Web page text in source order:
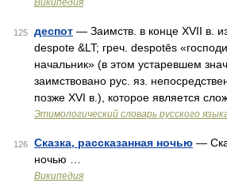
Википедия
125 деспот — Заимств. в конце XVII в.
despote &LT; греч. despotēs
начальник» (в этом устаревшем
заимствовано рус. яз.
позже XVI в.), которое является
Этимологический словарь русского
126 Сказка, рассказанная ночью —
ночью …
Википедия